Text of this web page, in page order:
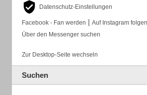
Datenschutz-Einstellungen
Facebook - Fan werden | Auf Instagram folgen
Über den Messenger suchen
Zur Desktop-Seite wechseln
Suchen